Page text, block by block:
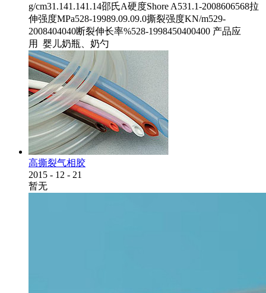
g/cm31.141.141.14邵氏A硬度Shore A531.1-2008606568拉
伸强度MPa528-19989.09.09.0撕裂强度KN/m529-
2008404040断裂伸长率%528-1998450400400 产品应
用 婴儿奶瓶、奶勺
高撕裂气相胶
2015 - 12 - 21
暂无